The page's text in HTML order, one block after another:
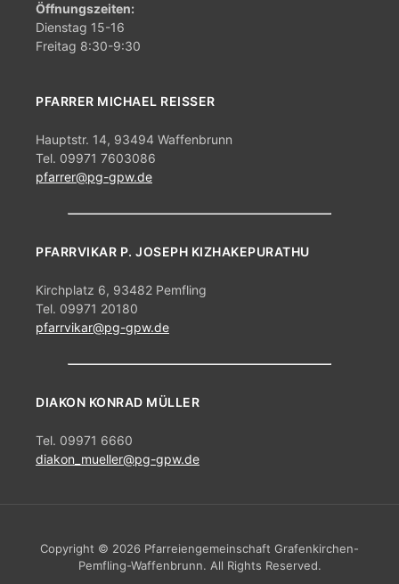
Öffnungszeiten:
Dienstag 15-16
Freitag 8:30-9:30
PFARRER MICHAEL REISSER
Hauptstr. 14, 93494 Waffenbrunn
Tel. 09971 7603086
pfarrer@pg-gpw.de
PFARRVIKAR P. JOSEPH KIZHAKEPURATHU
Kirchplatz 6, 93482 Pemfling
Tel. 09971 20180
pfarrvikar@pg-gpw.de
DIAKON KONRAD MÜLLER
Tel. 09971 6660
diakon_mueller@pg-gpw.de
Copyright © 2026 Pfarreiengemeinschaft Grafenkirchen-
Pemfling-Waffenbrunn. All Rights Reserved.